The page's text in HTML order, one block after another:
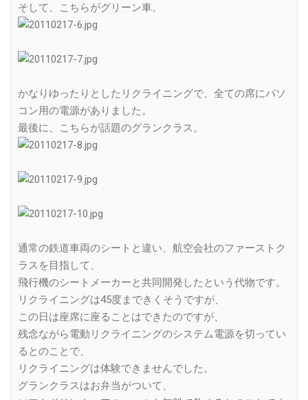
そして、こちらがグリーン車。
かなりゆったりとしたリクライニングで、全ての席にパソ
コン用の電源がありました。
最後に、こちらが話題のグランクラス。
通常の鉄道車両のシートと違い、航空会社のファーストク
ラスを目指して、
飛行機のシートメーカーと共同開発したという代物です。
リクライニングは45度まできくそうですが、
この日は座席に座ることはできたのですが、
残念ながら電動リクライニングのシステム電源を切ってい
るとのことで、
リクライニングは体験できませんでした。
グランクラスはお弁当がついて、